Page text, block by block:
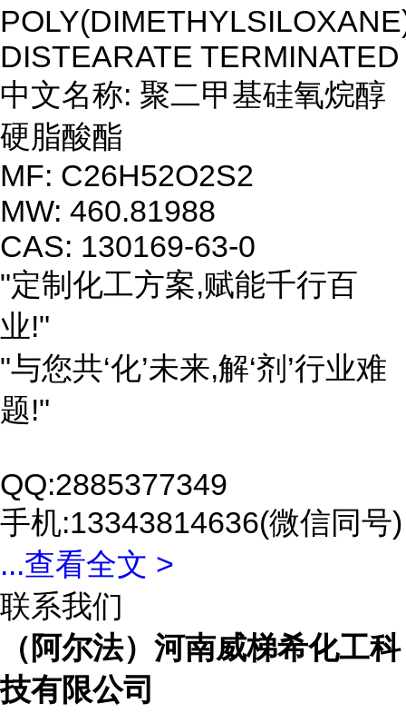
DISTEARATE TERMINATED
中文名称: 聚二甲基硅氧烷醇
硬脂酸酯
MF: C26H52O2S2
MW: 460.81988
CAS: 130169-63-0
"定制化工方案,赋能千行百
业!"
"与您共‘化’未来,解‘剂’行业难
题!"
QQ:2885377349
手机:13343814636(微信同号)
...查看全文 >
联系我们
（阿尔法）河南威梯希化工科
技有限公司